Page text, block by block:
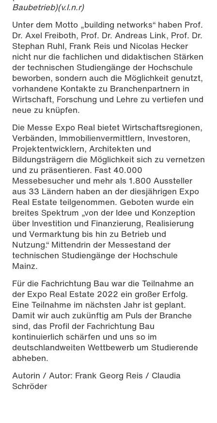
Baubetrieb)(v.l.n.r)
Unter dem Motto „building networks“ haben Prof.
Dr. Axel Freiboth, Prof. Dr. Andreas Link, Prof. Dr.
Stephan Ruhl, Frank Reis und Nicolas Hecker
nicht nur die fachlichen und didaktischen Stärken
der technischen Studiengänge der Hochschule
beworben, sondern auch die Möglichkeit genutzt,
vorhandene Kontakte zu Branchenpartnern in
Wirtschaft, Forschung und Lehre zu vertiefen und
neue zu knüpfen.
Die Messe Expo Real bietet Wirtschaftsregionen,
Verbänden, Immobilienvermittlern, Investoren,
Projektentwicklern, Architekten und
Bildungsträgern die Möglichkeit sich zu vernetzen
und zu präsentieren. Fast 40.000
Messebesucher und mehr als 1.800 Aussteller
aus 33 Ländern haben an der diesjährigen Expo
Real Estate teilgenommen. Geboten wurde ein
breites Spektrum „von der Idee und Konzeption
über Investition und Finanzierung, Realisierung
und Vermarktung bis hin zu Betrieb und
Nutzung.“ Mittendrin der Messestand der
technischen Studiengänge der Hochschule
Mainz.
Für die Fachrichtung Bau war die Teilnahme an
der Expo Real Estate 2022 ein großer Erfolg.
Eine Teilnahme im nächsten Jahr ist geplant.
Damit wir auch zukünftig am Puls der Branche
sind, das Profil der Fachrichtung Bau
kontinuierlich schärfen und uns so im
deutschlandweiten Wettbewerb um Studierende
abheben.
Autorin / Autor: Frank Georg Reis / Claudia
Schröder